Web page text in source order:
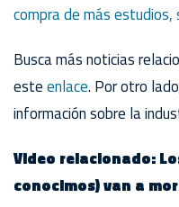
compra de más estudios,
Busca más noticias
esteenlace. Por otro
información sobre la
Video relacionado:
conocimos) van a